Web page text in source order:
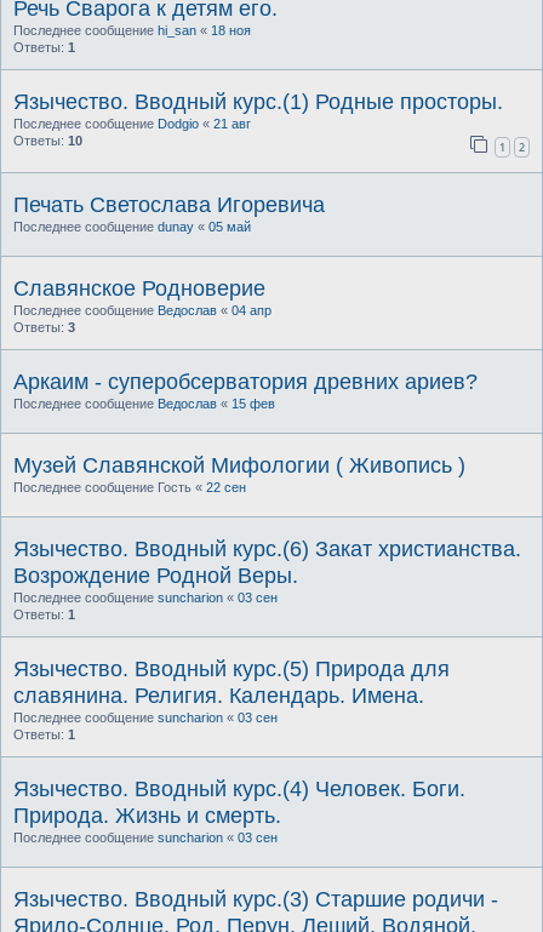
Речь Сварога к детям его.
Последнее сообщение hi_san « 18 ноя
Ответы: 1
Язычество. Вводный курс.(1) Родные просторы.
Последнее сообщение Dodgio « 21 авг
Ответы: 10 1 2
Печать Светослава Игоревича
Последнее сообщение dunay « 05 май
Славянское Родноверие
Последнее сообщение Ведослав « 04 апр
Ответы: 3
Аркаим - суперобсерватория древних ариев?
Последнее сообщение Ведослав « 15 фев
Музей Славянской Мифологии ( Живопись )
Последнее сообщение Гость « 22 сен
Язычество. Вводный курс.(6) Закат христианства.
Возрождение Родной Веры.
Последнее сообщение suncharion « 03 сен
Ответы: 1
Язычество. Вводный курс.(5) Природа для
славянина. Религия. Календарь. Имена.
Последнее сообщение suncharion « 03 сен
Ответы: 1
Язычество. Вводный курс.(4) Человек. Боги.
Природа. Жизнь и смерть.
Последнее сообщение suncharion « 03 сен
Язычество. Вводный курс.(3) Старшие родичи -
Ярило-Солнце. Род. Перун. Леший. Водяной.